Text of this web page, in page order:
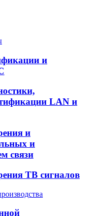
и
LAN и
и
и
связи
ТВ сигналов